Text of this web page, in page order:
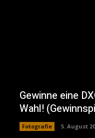
Gewinne eine
Wahl!
Fotografie 5. August